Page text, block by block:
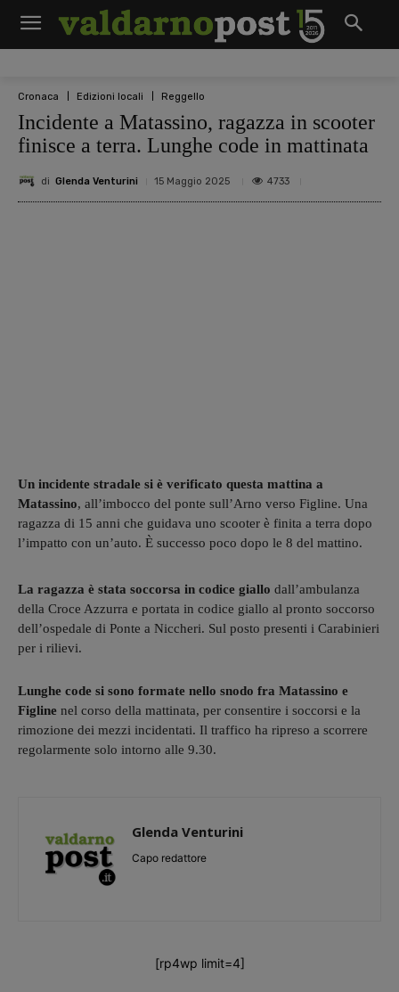
Cronaca Edizioni locali Reggello
Incidente a Matassino, ragazza in scooter
finisce a terra. Lunghe code in mattinata
di Glenda Venturini 15 Maggio 2025 4733
Un incidente stradale si è verificato questa mattina a
Matassino, all’imbocco del ponte sull’Arno verso Figline. Una
ragazza di 15 anni che guidava uno scooter è finita a terra dopo
l’impatto con un’auto. È successo poco dopo le 8 del mattino.
La ragazza è stata soccorsa in codice giallo dall’ambulanza
della Croce Azzurra e portata in codice giallo al pronto soccorso
dell’ospedale di Ponte a Niccheri. Sul posto presenti i Carabinieri
per i rilievi.
Lunghe code si sono formate nello snodo fra Matassino e
Figline nel corso della mattinata, per consentire i soccorsi e la
rimozione dei mezzi incidentati. Il traffico ha ripreso a scorrere
regolarmente solo intorno alle 9.30.
Glenda Venturini
Capo redattore
[rp4wp limit=4]